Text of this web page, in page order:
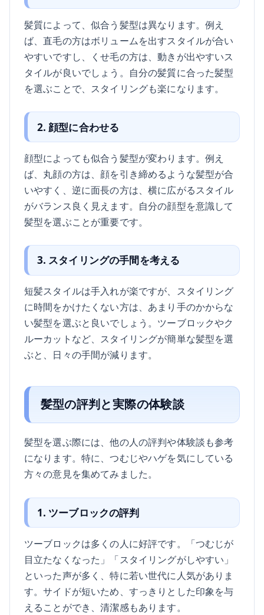
髪質によって、似合う髪型は異なります。例え
ば、直毛の方はボリュームを出すスタイルが合い
やすいですし、くせ毛の方は、動きが出やすいス
タイルが良いでしょう。自分の髪質に合った髪型
を選ぶことで、スタイリングも楽になります。
2. 顔型に合わせる
顔型によっても似合う髪型が変わります。例え
ば、丸顔の方は、顔を引き締めるような髪型が合
いやすく、逆に面長の方は、横に広がるスタイル
がバランス良く見えます。自分の顔型を意識して
髪型を選ぶことが重要です。
3. スタイリングの手間を考える
短髪スタイルは手入れが楽ですが、スタイリング
に時間をかけたくない方は、あまり手のかからな
い髪型を選ぶと良いでしょう。ツーブロックやク
ルーカットなど、スタイリングが簡単な髪型を選
ぶと、日々の手間が減ります。
髪型の評判と実際の体験談
髪型を選ぶ際には、他の人の評判や体験談も参考
になります。特に、つむじやハゲを気にしている
方々の意見を集めてみました。
1. ツーブロックの評判
ツーブロックは多くの人に好評です。「つむじが
目立たなくなった」「スタイリングがしやすい」
といった声が多く、特に若い世代に人気がありま
す。サイドが短いため、すっきりとした印象を与
えることができ、清潔感もあります。